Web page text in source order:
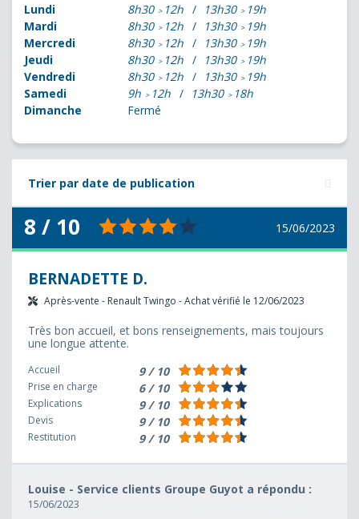
Lundi
8h30 12h 13h30
19h
Mardi
8h30 12h 13h30
19h
Mercredi
8h30 12h 13h30
19h
Jeudi
8h30 12h 13h30
19h
Vendredi
8h30 12h 13h30
19h
Samedi
9h 12h 13h30
18h
Dimanche
Fermé
Trier par date de publication
8 / 10 15/06/2023
BERNADETTE D.
Après-vente - Renault Twingo - Achat vérifié le 12/06/2023
Très bon accueil, et bons renseignements, mais toujours
une longue attente.
Accueil 9 / 10
Prise en charge 6 / 10
Explications 9 / 10
Devis 9 / 10
Restitution 9 / 10
Louise - Service clients Groupe Guyot a répondu :
15/06/2023